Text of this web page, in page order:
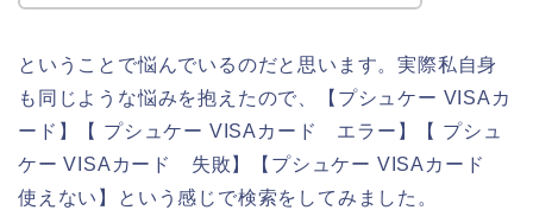
ということで悩んでいるのだと思います。実際私自身
も同じような悩みを抱えたので、【プシュケー VISAカ
ード】【 プシュケー VISAカード エラー】【 プシュ
ケー VISAカード 失敗】【プシュケー VISAカード
使えない】という感じで検索をしてみました。